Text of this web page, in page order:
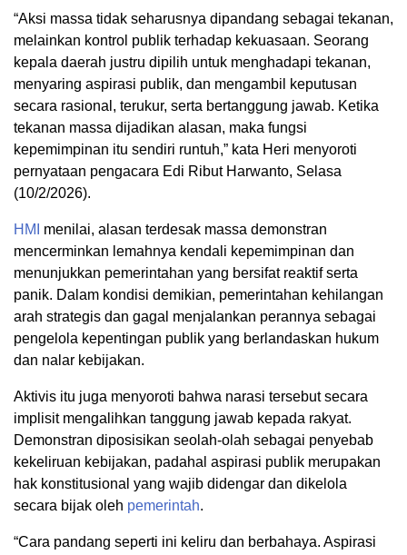
“Aksi massa tidak seharusnya dipandang sebagai tekanan,
melainkan kontrol publik terhadap kekuasaan. Seorang
kepala daerah justru dipilih untuk menghadapi tekanan,
menyaring aspirasi publik, dan mengambil keputusan
secara rasional, terukur, serta bertanggung jawab. Ketika
tekanan massa dijadikan alasan, maka fungsi
kepemimpinan itu sendiri runtuh,” kata Heri menyoroti
pernyataan pengacara Edi Ribut Harwanto, Selasa
(10/2/2026).
HMI
menilai, alasan terdesak massa demonstran
mencerminkan lemahnya kendali kepemimpinan dan
menunjukkan pemerintahan yang bersifat reaktif serta
panik. Dalam kondisi demikian, pemerintahan kehilangan
arah strategis dan gagal menjalankan perannya sebagai
pengelola kepentingan publik yang berlandaskan hukum
dan nalar kebijakan.
Aktivis itu juga menyoroti bahwa narasi tersebut secara
implisit mengalihkan tanggung jawab kepada rakyat.
Demonstran diposisikan seolah-olah sebagai penyebab
kekeliruan kebijakan, padahal aspirasi publik merupakan
hak konstitusional yang wajib didengar dan dikelola
secara bijak oleh pemerintah.
“Cara pandang seperti ini keliru dan berbahaya. Aspirasi